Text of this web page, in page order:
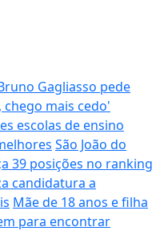
Gagliasso pede
chego mais cedo'
escolas de ensino
São João do
39 posições no ranking
candidatura a
Mãe de 18 anos e filha
para encontrar